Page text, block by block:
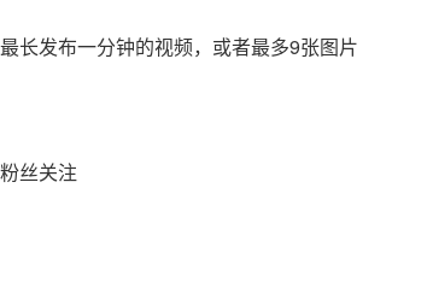
长发布一分钟的视频，或者最多9张图片
丝关注